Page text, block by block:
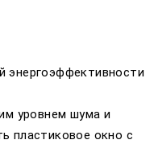
энергоэффективности
уровнем шума и
пластиковое окно с